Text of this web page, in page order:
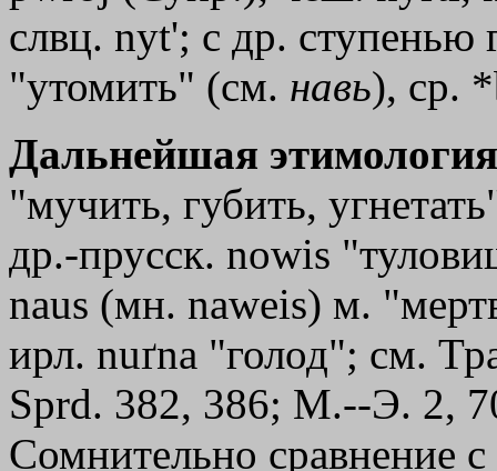
слвц. nуt'; с др. ступенью
"утомить" (см. навь), ср.
Дальнейшая
"мучить, губить,
др.-прусск. nowis
naus (мн. naweis) м.
ирл. nuґnа "голод"; см.
Sprd. 382, 386; М.--Э. 2,
Сомнительно сравнение